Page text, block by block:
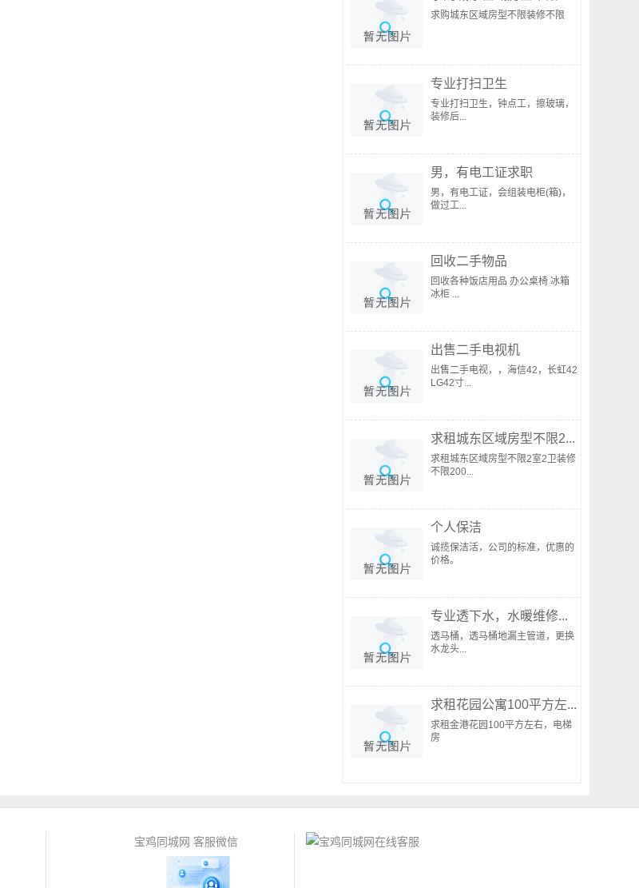
求购城东区域房型不限装修不限
专业打扫卫生
专业打扫卫生，钟点工，擦玻璃，
装修后...
男，有电工证求职
男，有电工证，会组装电柜(箱)，
做过工...
回收二手物品
回收各种饭店用品 办公桌椅 冰箱
冰柜 ...
出售二手电视机
出售二手电视，，海信42，长虹42
LG42寸...
求租城东区域房型不限2...
求租城东区域房型不限2室2卫装修
不限200...
个人保洁
诚揽保洁活，公司的标准，优惠的
价格。
专业透下水，水暖维修...
透马桶，透马桶地漏主管道，更换
水龙头...
求租花园公寓100平方左...
求租金港花园100平方左右，电梯
房
宝鸡同城网 客服微信